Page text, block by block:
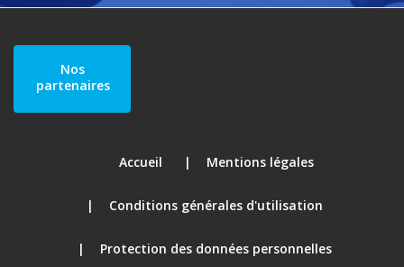
Nos
partenaires
Accueil Mentions légales
Conditions générales d'utilisation
Protection des données personnelles